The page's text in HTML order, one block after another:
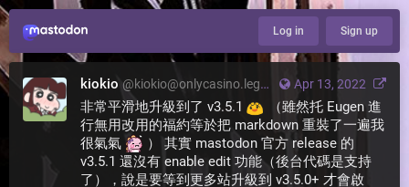
Log in Sign up
Apr 13, 2022
kiokio @kiokio@onlycasino.legal
非常平滑地升級到了 v3.5.1
（雖然托 Eugen 進
行無用改用的福約等於把 markdown 重裝了一遍我
很氣氣
） 其實 mastodon 官方 release 的
v3.5.1 還沒有 enable edit 功能（後台代碼是支持
了），說是要等到更多站升級到 v3.5.0+ 才會啟